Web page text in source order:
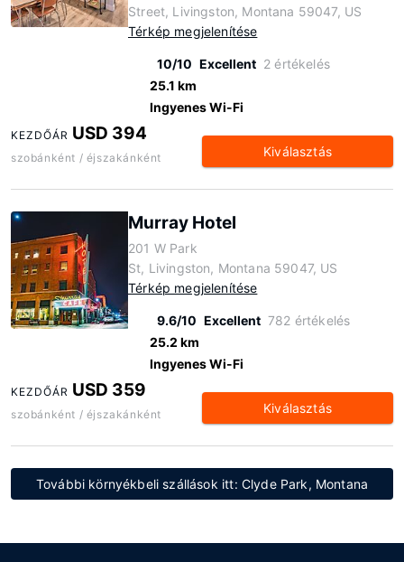
Street, Livingston, Montana 59047, US
Térkép megjelenítése
10/10 Excellent 2 értékelés
25.1 km
Ingyenes Wi-Fi
KEZDŐÁR USD 394
szobánként / éjszakánként Kiválasztás
Murray Hotel
201 W Park
St, Livingston, Montana 59047, US
Térkép megjelenítése
9.6/10 Excellent 782 értékelés
25.2 km
Ingyenes Wi-Fi
KEZDŐÁR USD 359
szobánként / éjszakánként Kiválasztás
További környékbeli szállások itt: Clyde Park, Montana